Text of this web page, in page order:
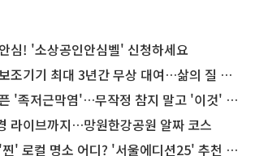
심! '소상공인안심벨' 신청하세요
기기 최대 3년간 무상 대여…삶의 질 높인다
저근막염'…무작정 참지 말고 '이것' 해보세요!
라이브까지…망원한강공원 알짜 코스
' 로컬 명소 어디? '서울에디션25' 추천 코스